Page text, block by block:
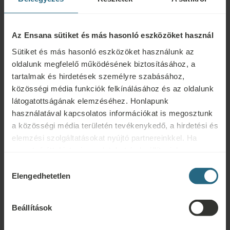
Az Ensana sütiket és más hasonló eszközöket használ
Sütiket és más hasonló eszközöket használunk az
oldalunk megfelelő működésének biztosításához, a
tartalmak és hirdetések személyre szabásához,
közösségi média funkciók felkínálásához és az oldalunk
látogatottságának elemzéséhez. Honlapunk
használatával kapcsolatos információkat is megosztunk
a közösségi média területén tevékenykedő, a hirdetési és
elemzési szolgáltatásokat nyújtó partnereinkkel. Ha
eszközöket, kérjük, folytassa a "Részletek" gombra
kattintva.
kiválasztása
Elengedhetetlen
Beállítások
Színházi és táncelőadások a Kulturális
Központban